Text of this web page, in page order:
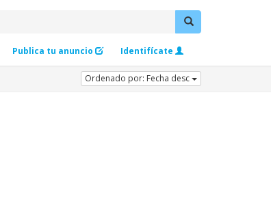
Publica tu anuncio Identifícate
Ordenado por: Fecha desc